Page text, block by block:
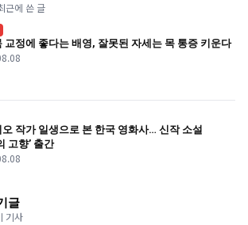
근에 쓴 글
교정에 좋다는 배영, 잘못된 자세는 목 통증 키운다
작가 일생으로 본 한국 영화사… 신작 소설
고향’ 출간
글
기사